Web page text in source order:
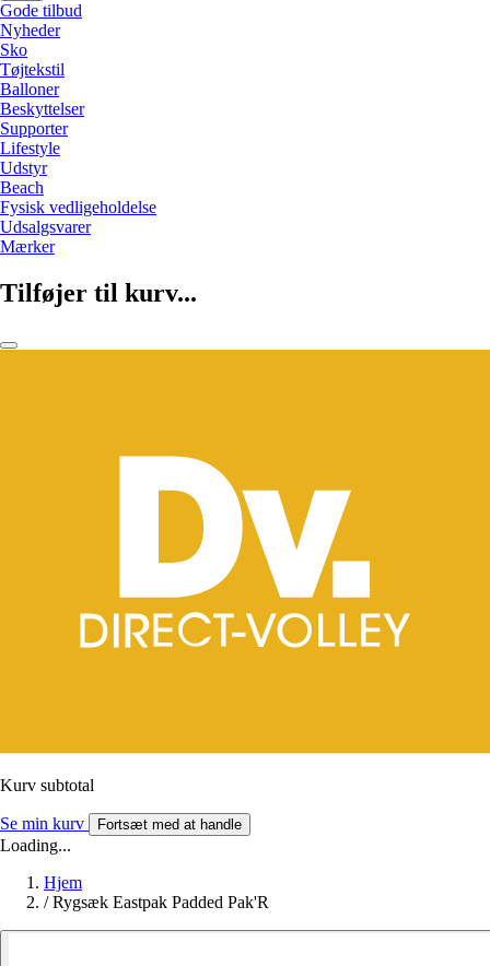
Gode tilbud
Nyheder
Sko
Tøjtekstil
Balloner
Beskyttelser
Supporter
Lifestyle
Udstyr
Beach
Fysisk vedligeholdelse
Udsalgsvarer
Mærker
Tilføjer til kurv...
Kurv subtotal
Se min kurv Fortsæt med at handle
Loading...
Hjem
/ Rygsæk Eastpak Padded Pak'R